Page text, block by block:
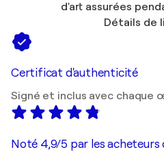
d'art assurées
Détails de
Certificat d'authenticité
Signé et inclus avec chaque
Noté 4,9/5 par les